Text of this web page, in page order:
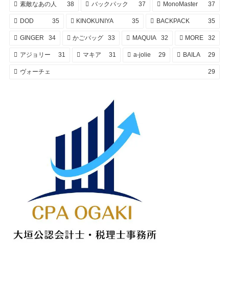
素敵なあの人 38 バックパック 37 MonoMaster 37
DOD 35 KINOKUNIYA 35 BACKPACK 35
GINGER 34 かごバッグ 33 MAQUIA 32 MORE 32
アジョリー 31 マキア 31 a-jolie 29 BAILA 29
ヴォーチェ 29